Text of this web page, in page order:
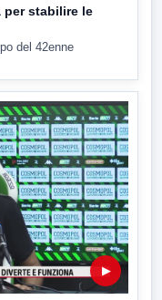
per stabilire le
del 42enne
▶